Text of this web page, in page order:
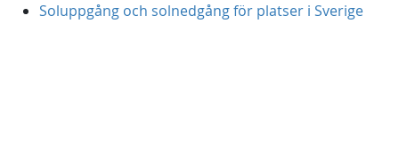
Soluppgång och solnedgång för platser i Sverige